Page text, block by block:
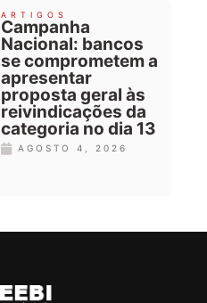
ARTIGOS
Campanha
Nacional: bancos
se comprometem a
apresentar
proposta geral às
reivindicações da
categoria no dia 13
AGOSTO 4, 2026